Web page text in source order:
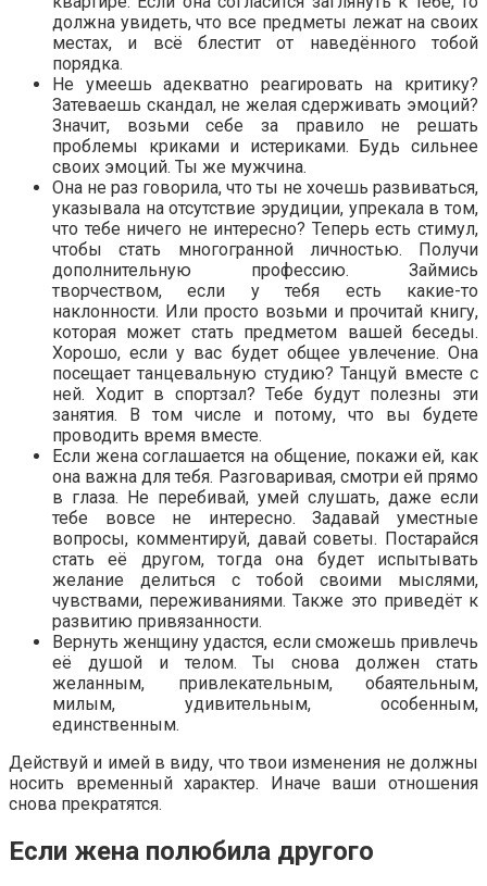
должна увидеть, что все предметы лежат на своих
местах, и всё блестит от наведённого тобой
порядка.
Не умеешь адекватно реагировать на критику?
Затеваешь скандал, не желая сдерживать эмоций?
Значит, возьми себе за правило не решать
проблемы криками и истериками. Будь сильнее
своих эмоций. Ты же мужчина.
Она не раз говорила, что ты не хочешь развиваться,
указывала на отсутствие эрудиции, упрекала в том,
что тебе ничего не интересно? Теперь есть стимул,
чтобы стать многогранной личностью. Получи
дополнительную профессию. Займись
творчеством, если у тебя есть какие-то
наклонности. Или просто возьми и прочитай книгу,
которая может стать предметом вашей беседы.
Хорошо, если у вас будет общее увлечение. Она
посещает танцевальную студию? Танцуй вместе с
ней. Ходит в спортзал? Тебе будут полезны эти
занятия. В том числе и потому, что вы будете
проводить время вместе.
Если жена соглашается на общение, покажи ей, как
она важна для тебя. Разговаривая, смотри ей прямо
в глаза. Не перебивай, умей слушать, даже если
тебе вовсе не интересно. Задавай уместные
вопросы, комментируй, давай советы. Постарайся
стать её другом, тогда она будет испытывать
желание делиться с тобой своими мыслями,
чувствами, переживаниями. Также это приведёт к
развитию привязанности.
Вернуть женщину удастся, если сможешь привлечь
её душой и телом. Ты снова должен стать
желанным, привлекательным, обаятельным,
милым, удивительным, особенным,
единственным.
Действуй и имей в виду, что твои изменения не должны
носить временный характер. Иначе ваши отношения
снова прекратятся.
Если жена полюбила другого